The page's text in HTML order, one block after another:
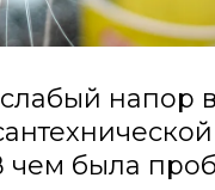
напор
чем была